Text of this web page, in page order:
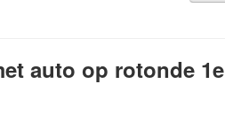
auto op rotonde 1e